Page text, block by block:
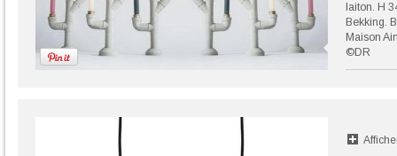
laiton. H
Bekking.
Maison
©DR